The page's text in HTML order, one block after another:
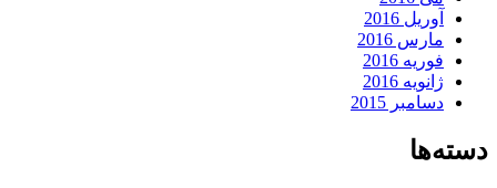
آوریل 2016
مارس 2016
فوریه 2016
ژانویه 2016
دسامبر 2015
دسته‌ها